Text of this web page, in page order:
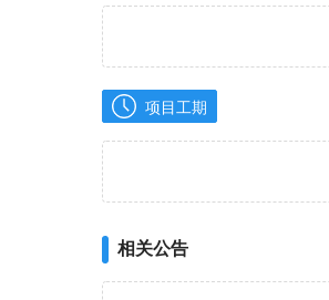
项目工期
相关公告